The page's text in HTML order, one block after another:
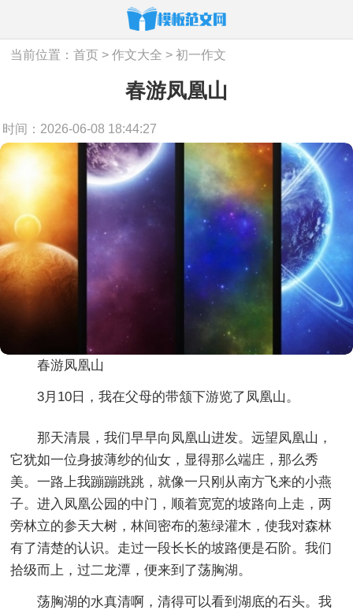
当前位置：首页 >作文大全 >初一作文
春游凤凰山
时间：2026-06-08 18:44:27
春游凤凰山
3月10日，我在父母的带颔下游览了凤凰山。
那天清晨，我们早早向凤凰山进发。远望凤凰山，
它犹如一位身披薄纱的仙女，显得那么端庄，那么秀
美。一路上我蹦蹦跳跳，就像一只刚从南方飞来的小燕
子。进入凤凰公园的中门，顺着宽宽的坡路向上走，两
旁林立的参天大树，林间密布的葱绿灌木，使我对森林
有了清楚的认识。走过一段长长的坡路便是石阶。我们
拾级而上，过二龙潭，便来到了荡胸湖。
荡胸湖的水真清啊，清得可以看到湖底的石头。我